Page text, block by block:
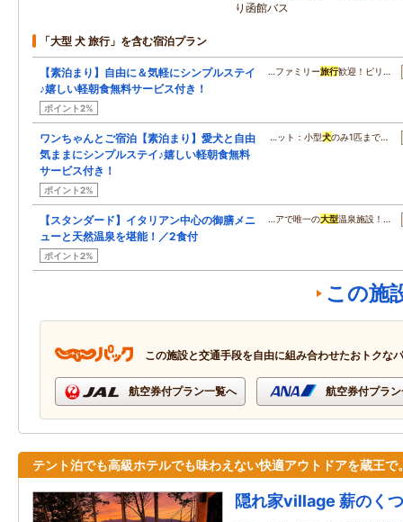
り函館バス
「大型 犬 旅行」を含む宿泊プラン
【素泊まり】自由に＆気軽にシンプルステイ
♪嬉しい軽朝食無料サービス付き！
ポイント2%
…ファミリー旅行歓迎！ピリ…
ワンちゃんとご宿泊【素泊まり】愛犬と自由
気ままにシンプルステイ♪嬉しい軽朝食無料
サービス付き！
ポイント2%
…ット：小型犬のみ1匹まで…
【スタンダード】イタリアン中心の御膳メニ
ューと天然温泉を堪能！／2食付
ポイント2%
…アで唯一の大型温泉施設！…
この施
この施設と交通手段を自由に組み合わせたおトクな
航空券付プラン一覧へ 航空券付プラ
テント泊でも高級ホテルでも味わえない快適アウトドアを蔵王で
隠れ家village 薪のく